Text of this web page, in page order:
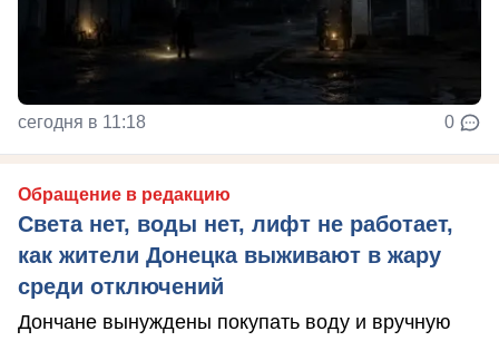
сегодня в 11:18 0
Обращение в редакцию
Света нет, воды нет, лифт не работает,
как жители Донецка выживают в жару
среди отключений
Дончане вынуждены покупать воду и вручную